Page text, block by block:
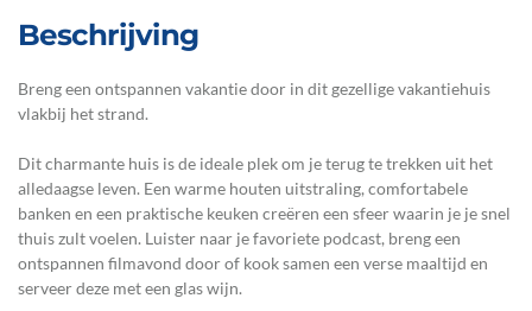
Beschrijving
Breng een ontspannen vakantie door in dit gezellige vakantiehuis
vlakbij het strand.
Dit charmante huis is de ideale plek om je terug te trekken uit het
alledaagse leven. Een warme houten uitstraling, comfortabele
banken en een praktische keuken creëren een sfeer waarin je je snel
thuis zult voelen. Luister naar je favoriete podcast, breng een
ontspannen filmavond door of kook samen een verse maaltijd en
serveer deze met een glas wijn.